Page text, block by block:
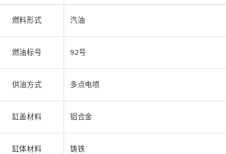
燃料形式 汽油
燃油标号 92号
供油方式 多点电喷
缸盖材料 铝合金
缸体材料 铸铁